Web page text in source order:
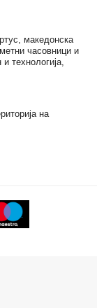
македонска
часовници и
технологија,
на